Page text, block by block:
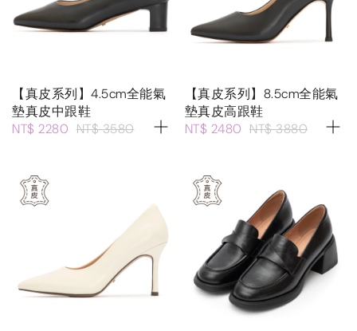
【真皮系列】4.5cm全能氣
墊真皮中跟鞋
NT$ 2280 NT$ 3580
【真皮系列】8.5cm全能氣
墊真皮高跟鞋
NT$ 2480 NT$ 3880